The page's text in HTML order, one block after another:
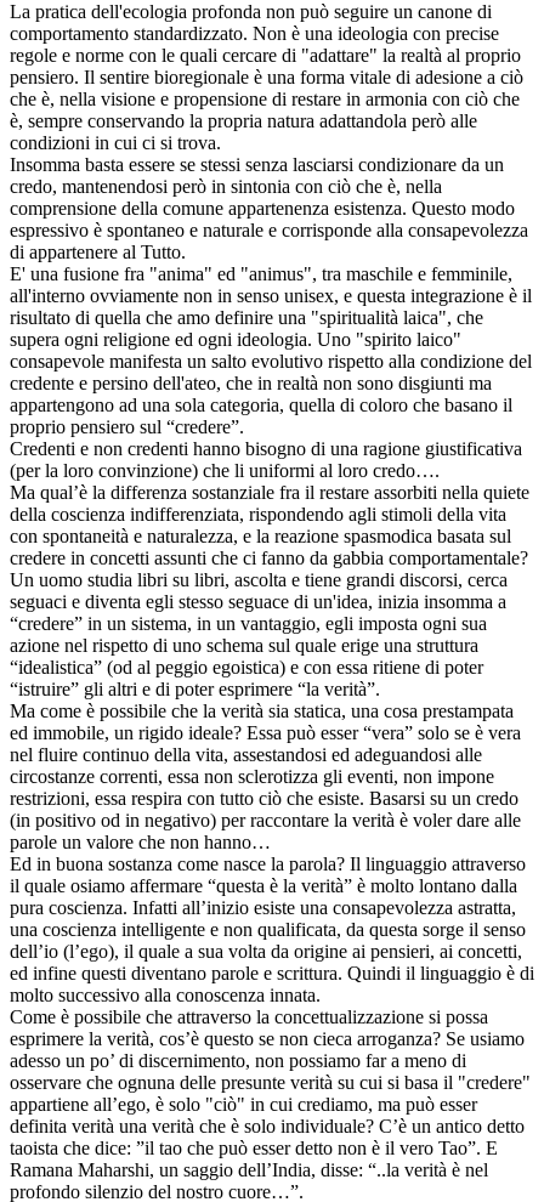
La pratica dell'ecologia profonda non può seguire un canone di
comportamento standardizzato. Non è una ideologia con precise
regole e norme con le quali cercare di "adattare" la realtà al proprio
pensiero. Il sentire bioregionale è una forma vitale di adesione a ciò
che è, nella visione e propensione di restare in armonia con ciò che
è, sempre conservando la propria natura adattandola però alle
condizioni in cui ci si trova.
Insomma basta essere se stessi senza lasciarsi condizionare da un
credo, mantenendosi però in sintonia con ciò che è, nella
comprensione della comune appartenenza esistenza. Questo modo
espressivo è spontaneo e naturale e corrisponde alla consapevolezza
di appartenere al Tutto.
E' una fusione fra "anima" ed "animus", tra maschile e femminile,
all'interno ovviamente non in senso unisex, e questa integrazione è il
risultato di quella che amo definire una "spiritualità laica", che
supera ogni religione ed ogni ideologia. Uno "spirito laico"
consapevole manifesta un salto evolutivo rispetto alla condizione del
credente e persino dell'ateo, che in realtà non sono disgiunti ma
appartengono ad una sola categoria, quella di coloro che basano il
proprio pensiero sul “credere”.
Credenti e non credenti hanno bisogno di una ragione giustificativa
(per la loro convinzione) che li uniformi al loro credo….
Ma qual’è la differenza sostanziale fra il restare assorbiti nella quiete
della coscienza indifferenziata, rispondendo agli stimoli della vita
con spontaneità e naturalezza, e la reazione spasmodica basata sul
credere in concetti assunti che ci fanno da gabbia comportamentale?
Un uomo studia libri su libri, ascolta e tiene grandi discorsi, cerca
seguaci e diventa egli stesso seguace di un'idea, inizia insomma a
“credere” in un sistema, in un vantaggio, egli imposta ogni sua
azione nel rispetto di uno schema sul quale erige una struttura
“idealistica” (od al peggio egoistica) e con essa ritiene di poter
“istruire” gli altri e di poter esprimere “la verità”.
Ma come è possibile che la verità sia statica, una cosa prestampata
ed immobile, un rigido ideale? Essa può esser “vera” solo se è vera
nel fluire continuo della vita, assestandosi ed adeguandosi alle
circostanze correnti, essa non sclerotizza gli eventi, non impone
restrizioni, essa respira con tutto ciò che esiste. Basarsi su un credo
(in positivo od in negativo) per raccontare la verità è voler dare alle
parole un valore che non hanno…
Ed in buona sostanza come nasce la parola? Il linguaggio attraverso
il quale osiamo affermare “questa è la verità” è molto lontano dalla
pura coscienza. Infatti all’inizio esiste una consapevolezza astratta,
una coscienza intelligente e non qualificata, da questa sorge il senso
dell’io (l’ego), il quale a sua volta da origine ai pensieri, ai concetti,
ed infine questi diventano parole e scrittura. Quindi il linguaggio è di
molto successivo alla conoscenza innata.
Come è possibile che attraverso la concettualizzazione si possa
esprimere la verità, cos’è questo se non cieca arroganza? Se usiamo
adesso un po’ di discernimento, non possiamo far a meno di
osservare che ognuna delle presunte verità su cui si basa il "credere"
appartiene all’ego, è solo "ciò" in cui crediamo, ma può esser
definita verità una verità che è solo individuale? C’è un antico detto
taoista che dice: ”il tao che può esser detto non è il vero Tao”. E
Ramana Maharshi, un saggio dell’India, disse: “..la verità è nel
profondo silenzio del nostro cuore…”.